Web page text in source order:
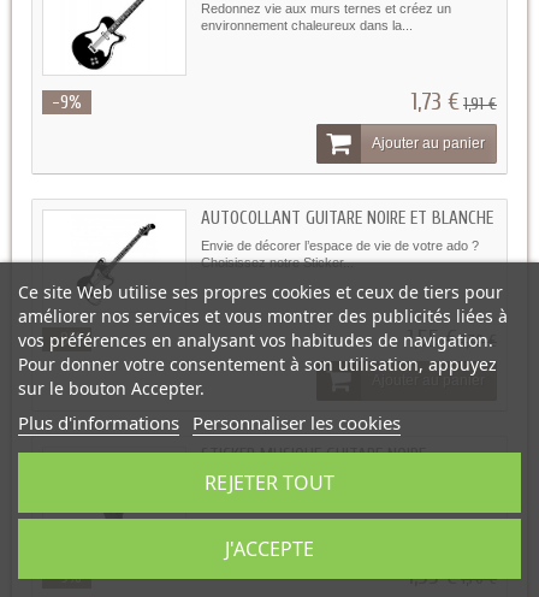
Redonnez vie aux murs ternes et créez un
environnement chaleureux dans la...
-9% 1,73 €1,91 €
Ajouter au panier
AUTOCOLLANT GUITARE NOIRE ET BLANCHE
Envie de décorer l’espace de vie de votre ado ?
Choisissez notre Sticker...
-9% 1,55 € 1,70 €
Ajouter au panier
STICKER MUSIQUE GUITARE NOIRE
Vous cherchez un élément deco qui reflète votre
passion et votre personnalité...
-9% 1,55 €1,70 €
Ce site Web utilise ses propres cookies et ceux de tiers pour
améliorer nos services et vous montrer des publicités liées à
vos préférences en analysant vos habitudes de navigation.
Pour donner votre consentement à son utilisation, appuyez
sur le bouton Accepter.
Plus d'informations Personnaliser les cookies
REJETER TOUT
J'ACCEPTE